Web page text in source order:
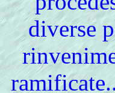
diverse